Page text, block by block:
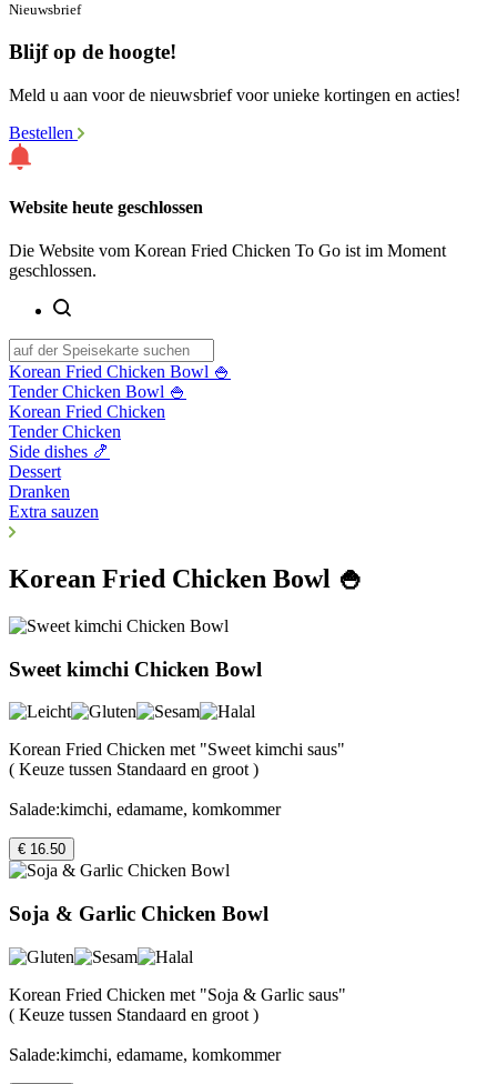
Nieuwsbrief
Blijf op de hoogte!
Meld u aan voor de nieuwsbrief voor unieke kortingen en acties!
Bestellen
Website heute geschlossen
Die Website vom Korean Fried Chicken To Go ist im Moment
geschlossen.
Korean Fried Chicken Bowl 🍚
Tender Chicken Bowl 🍚
Korean Fried Chicken
Tender Chicken
Side dishes 🍤
Dessert
Dranken
Extra sauzen
Korean Fried Chicken Bowl 🍚
Sweet kimchi Chicken Bowl
Korean Fried Chicken met "Sweet kimchi saus"
( Keuze tussen Standaard en groot )
Salade:kimchi, edamame, komkommer
€ 16.50
Soja & Garlic Chicken Bowl
Korean Fried Chicken met "Soja & Garlic saus"
( Keuze tussen Standaard en groot )
Salade:kimchi, edamame, komkommer